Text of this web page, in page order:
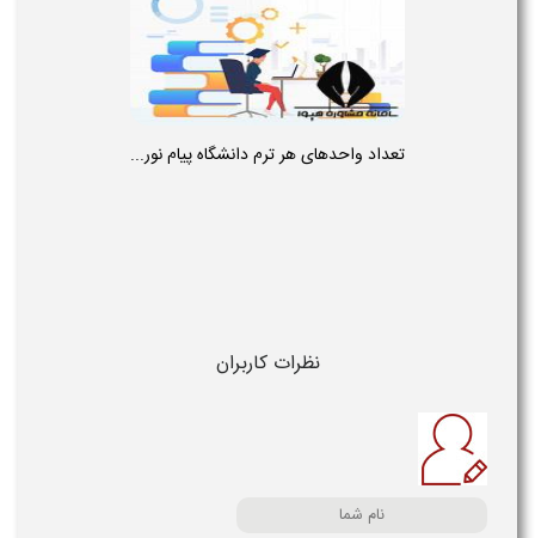
تعداد واحدهای هر ترم دانشگاه پیام نور...
نظرات کاربران